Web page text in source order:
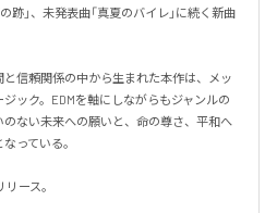
跡」、未発表曲「真夏のバイレ」に続く新曲
信頼関係の中から生まれた本作は、メッ
ック。EDMを軸にしながらもジャンルの
ない未来への願いと、命の尊さ、平和へ
っている。
ース。